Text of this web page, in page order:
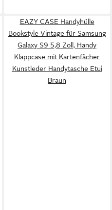
EAZY CASE Handyhülle
Bookstyle Vintage für Samsung
Galaxy S9 5,8 Zoll, Handy
Klappcase mit Kartenfächer
Kunstleder Handytasche Etui
Braun